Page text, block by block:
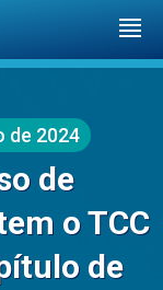
de 2024
de
o TCC
de